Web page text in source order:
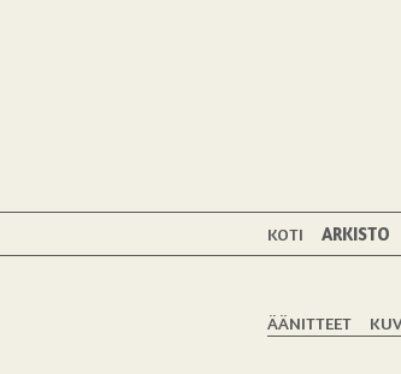
KOTI ARKISTO
ÄÄNITTEET